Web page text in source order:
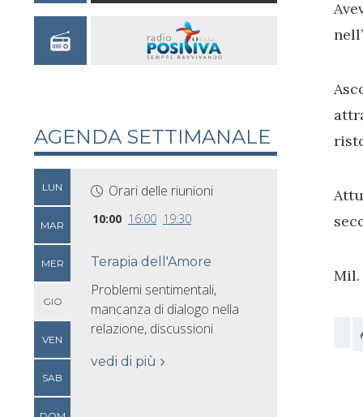
Mil.
AGENDA SETTIMANALE
LUN
MAR
MER
GIO
VEN
SAB
Orari delle riunioni
10:00 16:00 19:30
Terapia dell'Amore
Problemi sentimentali,
mancanza di dialogo nella
relazione, discussioni
vedi di più